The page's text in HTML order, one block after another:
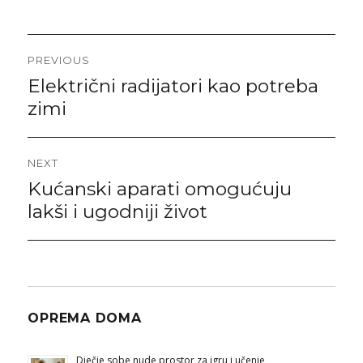
navigation
PREVIOUS
Previous
post:
Električni radijatori kao potreba
zimi
NEXT
Next
post:
Kućanski aparati omogućuju
lakši i ugodniji život
OPREMA DOMA
Dječje sobe nude prostor za igru i učenje